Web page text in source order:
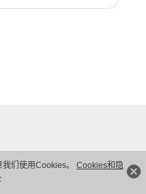
们使用Cookies。 Cookies和隐